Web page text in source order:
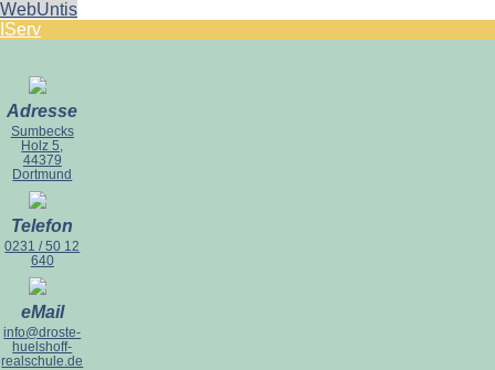
WebUntis
IServ
Adresse
Sumbecks
Holz 5,
44379
Dortmund
Telefon
0231 / 50 12
640
eMail
info@droste-
huelshoff-
realschule.de